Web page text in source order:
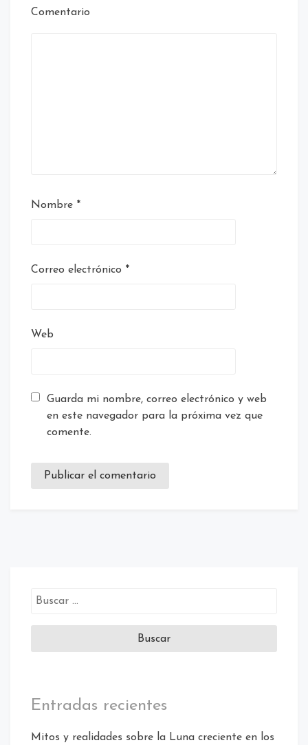
Comentario
Nombre *
Correo electrónico *
Web
Guarda mi nombre, correo electrónico y web
en este navegador para la próxima vez que
comente.
Buscar:
Entradas recientes
Mitos y realidades sobre la Luna creciente en los